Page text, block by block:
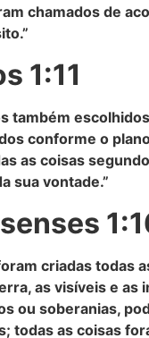
chamados de
1:11
também
conforme o
as coisas
sua vontade.”
criadas todas
as visíveis e as
ou soberanias,
todas as coisas